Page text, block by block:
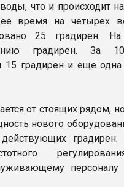
что и происходит
время на четырех
25 градирен. На
градирен. За
градирен и еще
от стоящих рядом,
нового
персоналу